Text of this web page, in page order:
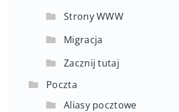
Strony WWW
Migracja
Zacznij tutaj
Poczta
Aliasy pocztowe